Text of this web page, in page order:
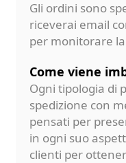
Gli ordini sono
riceverai email
per monitorare
Come viene
Ogni tipologia di
spedizione con
pensati per
in ogni suo
clienti per